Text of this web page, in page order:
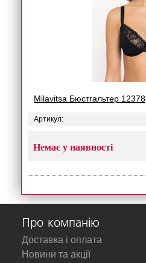
Milavitsa Бюстгальтер 12378
Артикул:
Немає у наявності
Про компанію
Доставка і оплата
Новини та акції